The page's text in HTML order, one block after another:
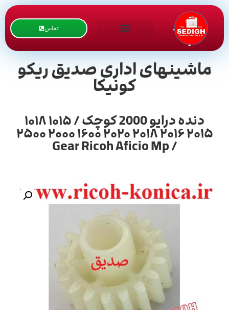
تماس
ماشینهای اداری صدیق ریکو
کونیکا
دنده درایو 2000 کوچک / ۱۰۱۵ ۱۰۱۸
۲۰۱۵ ۲۰۱۶ ۲۰۱۸ ۲۰۲۰ ۱۶۰۰ ۲۰۰۰ ۲۵۰۰
/ Gear Ricoh Aficio Mp